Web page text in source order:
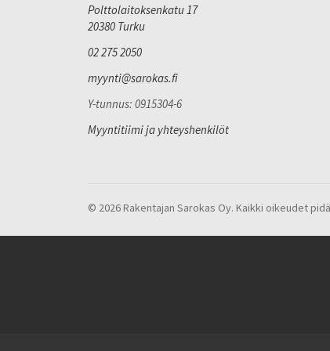
Polttolaitoksenkatu 17
20380 Turku
02 275 2050
myynti@sarokas.fi
Y-tunnus: 0915304-6
Myyntitiimi ja yhteyshenkilöt
© 2026 Rakentajan Sarokas Oy. Kaikki oikeudet